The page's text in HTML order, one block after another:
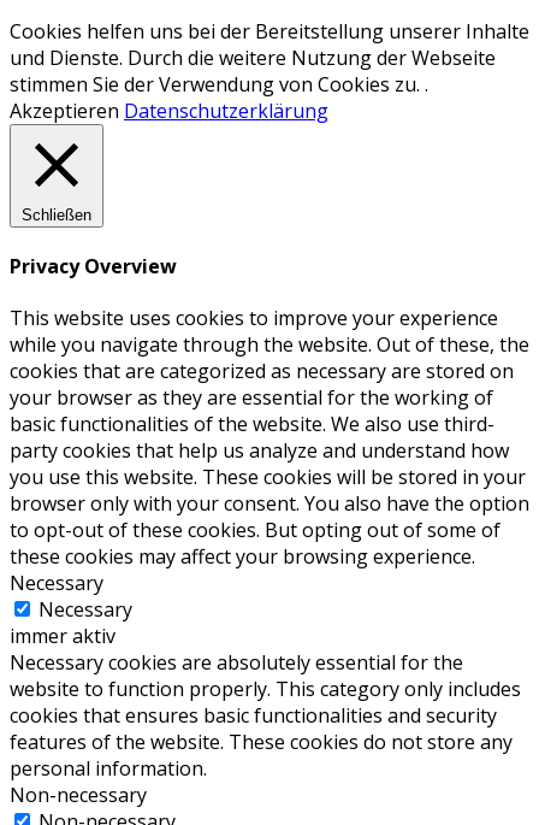
Cookies helfen uns bei der Bereitstellung unserer Inhalte
und Dienste. Durch die weitere Nutzung der Webseite
stimmen Sie der Verwendung von Cookies zu. .
Akzeptieren Datenschutzerklärung
Schließen
Privacy Overview
This website uses cookies to improve your experience
while you navigate through the website. Out of these, the
cookies that are categorized as necessary are stored on
your browser as they are essential for the working of
basic functionalities of the website. We also use third-
party cookies that help us analyze and understand how
you use this website. These cookies will be stored in your
browser only with your consent. You also have the option
to opt-out of these cookies. But opting out of some of
these cookies may affect your browsing experience.
Necessary
Necessary
immer aktiv
Necessary cookies are absolutely essential for the
website to function properly. This category only includes
cookies that ensures basic functionalities and security
features of the website. These cookies do not store any
personal information.
Non-necessary